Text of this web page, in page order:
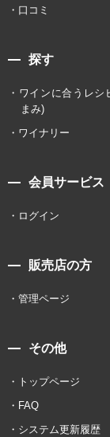
口コミ
探す
ワインに合うレシ
まみ)
ワイナリー
会員サービス
ログイン
販売店の方
管理ページ
その他
トップページ
FAQ
システム更新履歴